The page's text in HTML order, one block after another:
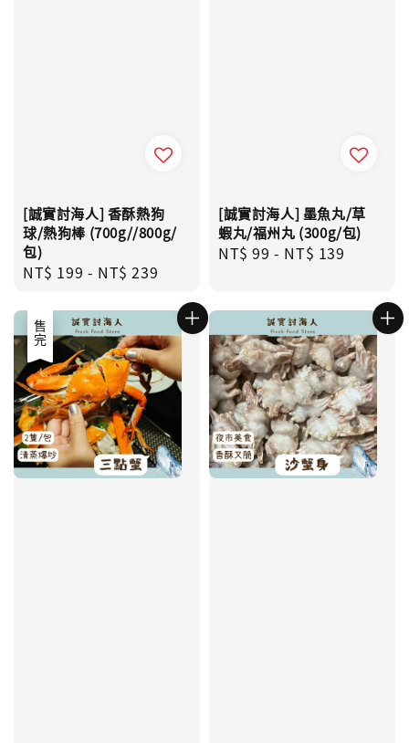
[誠實討海人] 香酥熱狗
球/熱狗棒 (700g//800g/
包)
Regular
NT$ 199 - NT$ 239
[誠實討海人] 墨魚丸/草
蝦丸/福州丸 (300g/包)
Regular
NT$ 99 - NT$ 139
售完